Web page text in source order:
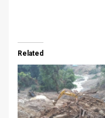
Related